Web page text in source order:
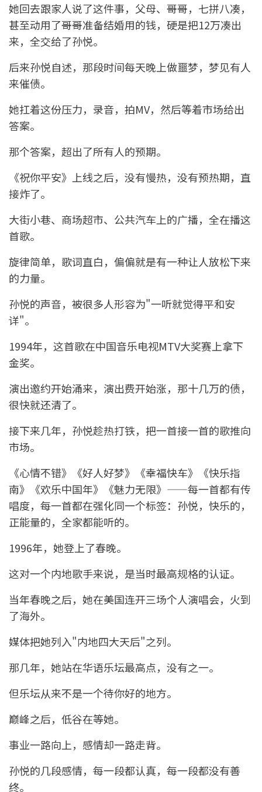
她回去跟家人说了这件事，父母、哥哥，七拼八凑，
甚至动用了哥哥准备结婚用的钱，硬是把12万凑出
来，全交给了孙悦。
后来孙悦自述，那段时间每天晚上做噩梦，梦见有人
来催债。
她扛着这份压力，录音，拍MV，然后等着市场给出
答案。
那个答案，超出了所有人的预期。
《祝你平安》上线之后，没有慢热，没有预热期，直
接炸了。
大街小巷、商场超市、公共汽车上的广播，全在播这
首歌。
旋律简单，歌词直白，偏偏就是有一种让人放松下来
的力量。
孙悦的声音，被很多人形容为"一听就觉得平和安
详"。
1994年，这首歌在中国音乐电视MTV大奖赛上拿下
金奖。
演出邀约开始涌来，演出费开始涨，那十几万的债，
很快就还清了。
接下来几年，孙悦趁热打铁，把一首接一首的歌推向
市场。
《心情不错》《好人好梦》《幸福快车》《快乐指
南》《欢乐中国年》《魅力无限》——每一首都有传
唱度，每一首都在强化同一个标签：孙悦，快乐的，
正能量的，全家都能听的。
1996年，她登上了春晚。
这对一个内地歌手来说，是当时最高规格的认证。
当年春晚之后，她在美国连开三场个人演唱会，火到
了海外。
媒体把她列入"内地四大天后"之列。
那几年，她站在华语乐坛最高点，没有之一。
但乐坛从来不是一个待你好的地方。
巅峰之后，低谷在等她。
事业一路向上，感情却一路走背。
孙悦的几段感情，每一段都认真，每一段都没有善
终。